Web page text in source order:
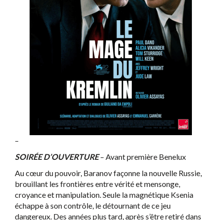
–
SOIRÉE D’OUVERTURE– Avant première Benelux
Au cœur du pouvoir, Baranov façonne la nouvelle Russie,
brouillant les frontières entre vérité et mensonge,
croyance et manipulation. Seule la magnétique Ksenia
échappe à son contrôle, le détournant de ce jeu
dangereux. Des années plus tard, après s’être retiré dans